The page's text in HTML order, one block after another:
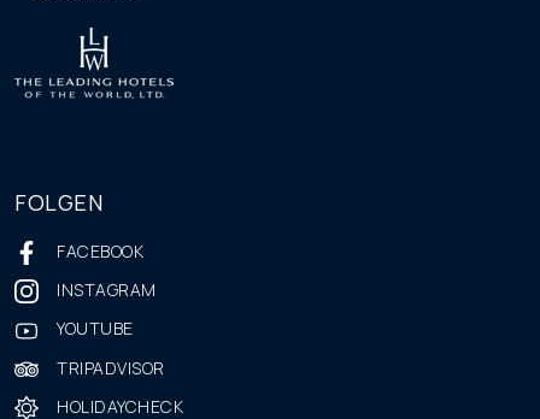
FOLGEN
FACEBOOK
INSTAGRAM
YOUTUBE
TRIPADVISOR
HOLIDAYCHECK